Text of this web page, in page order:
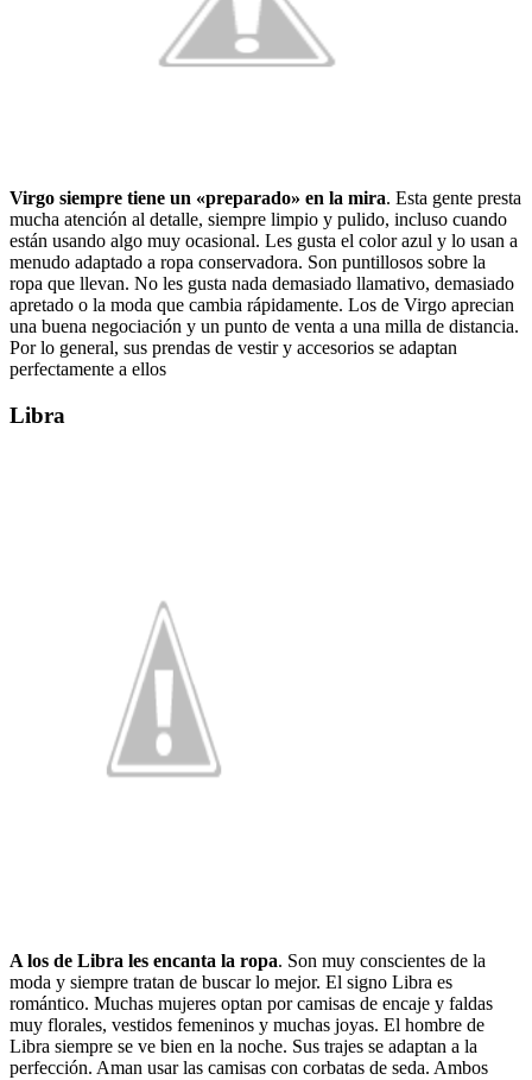
Virgo siempre tiene un «preparado» en la mira. Esta gente presta
mucha atención al detalle, siempre limpio y pulido, incluso cuando
están usando algo muy ocasional. Les gusta el color azul y lo usan a
menudo adaptado a ropa conservadora. Son puntillosos sobre la
ropa que llevan. No les gusta nada demasiado llamativo, demasiado
apretado o la moda que cambia rápidamente. Los de Virgo aprecian
una buena negociación y un punto de venta a una milla de distancia.
Por lo general, sus prendas de vestir y accesorios se adaptan
perfectamente a ellos
Libra
A los de Libra les encanta la ropa. Son muy conscientes de la
moda y siempre tratan de buscar lo mejor. El signo Libra es
romántico. Muchas mujeres optan por camisas de encaje y faldas
muy florales, vestidos femeninos y muchas joyas. El hombre de
Libra siempre se ve bien en la noche. Sus trajes se adaptan a la
perfección. Aman usar las camisas con corbatas de seda. Ambos